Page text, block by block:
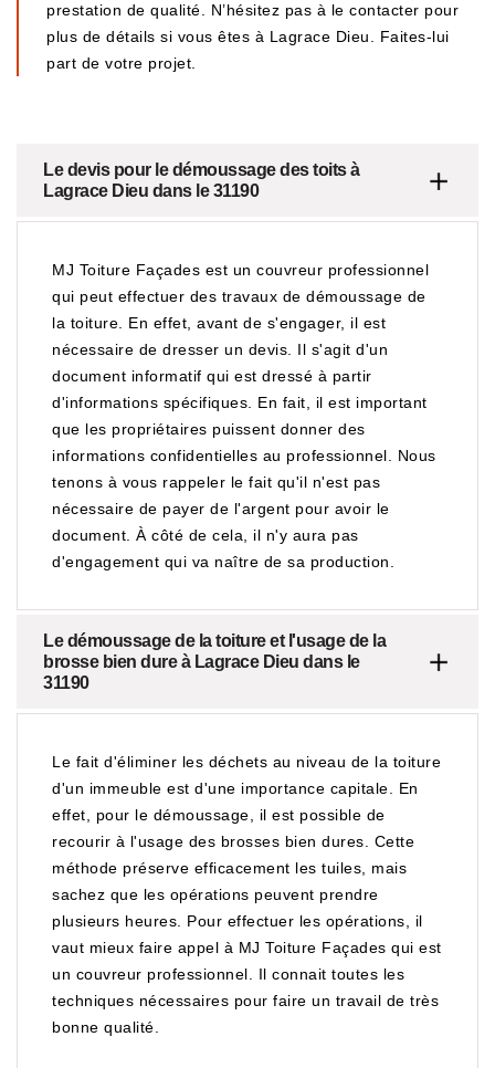
prestation de qualité. N’hésitez pas à le contacter pour
plus de détails si vous êtes à Lagrace Dieu. Faites-lui
part de votre projet.
Le devis pour le démoussage des toits à
Lagrace Dieu dans le 31190
MJ Toiture Façades est un couvreur professionnel
qui peut effectuer des travaux de démoussage de
la toiture. En effet, avant de s'engager, il est
nécessaire de dresser un devis. Il s'agit d'un
document informatif qui est dressé à partir
d'informations spécifiques. En fait, il est important
que les propriétaires puissent donner des
informations confidentielles au professionnel. Nous
tenons à vous rappeler le fait qu'il n'est pas
nécessaire de payer de l'argent pour avoir le
document. À côté de cela, il n'y aura pas
d'engagement qui va naître de sa production.
Le démoussage de la toiture et l'usage de la
brosse bien dure à Lagrace Dieu dans le
31190
Le fait d'éliminer les déchets au niveau de la toiture
d'un immeuble est d'une importance capitale. En
effet, pour le démoussage, il est possible de
recourir à l'usage des brosses bien dures. Cette
méthode préserve efficacement les tuiles, mais
sachez que les opérations peuvent prendre
plusieurs heures. Pour effectuer les opérations, il
vaut mieux faire appel à MJ Toiture Façades qui est
un couvreur professionnel. Il connait toutes les
techniques nécessaires pour faire un travail de très
bonne qualité.